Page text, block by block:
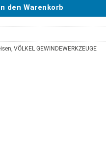
den Warenkorb
VÖLKEL GEWINDEWERKZEUGE